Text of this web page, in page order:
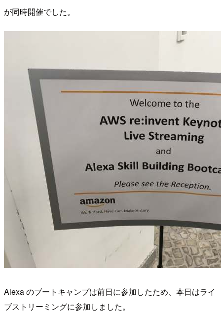
が同時開催でした。
Alexa のブートキャンプは前日に参加したため、本日はライ
ブストリーミングに参加しました。